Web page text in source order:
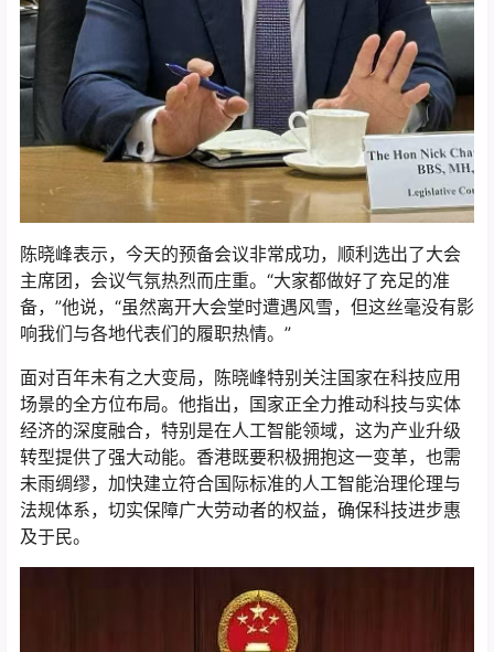
陈晓峰表示，今天的预备会议非常成功，顺利选出了大会
主席团，会议气氛热烈而庄重。“大家都做好了充足的准
备，”他说，“虽然离开大会堂时遭遇风雪，但这丝毫没有影
响我们与各地代表们的履职热情。”
面对百年未有之大变局，陈晓峰特别关注国家在科技应用
场景的全方位布局。他指出，国家正全力推动科技与实体
经济的深度融合，特别是在人工智能领域，这为产业升级
转型提供了强大动能。香港既要积极拥抱这一变革，也需
未雨绸缪，加快建立符合国际标准的人工智能治理伦理与
法规体系，切实保障广大劳动者的权益，确保科技进步惠
及于民。